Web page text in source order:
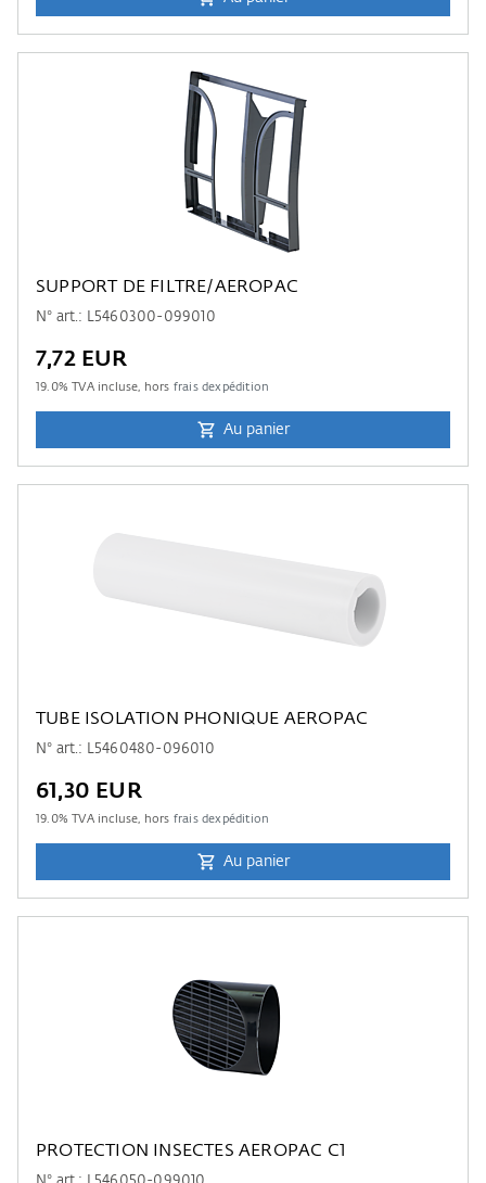
SUPPORT DE FILTRE/AEROPAC
N° art.: L5460300-099010
7,72 EUR
19.0% TVA incluse, hors frais dexpédition
Au panier
TUBE ISOLATION PHONIQUE AEROPAC
N° art.: L5460480-096010
61,30 EUR
19.0% TVA incluse, hors frais dexpédition
Au panier
PROTECTION INSECTES AEROPAC C1